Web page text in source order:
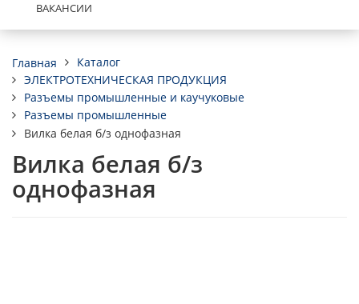
ВАКАНСИИ
Главная
Каталог
ЭЛЕКТРОТЕХНИЧЕСКАЯ ПРОДУКЦИЯ
Разъемы промышленные и каучуковые
Разъемы промышленные
Вилка белая б/з однофазная
Вилка белая б/з
однофазная